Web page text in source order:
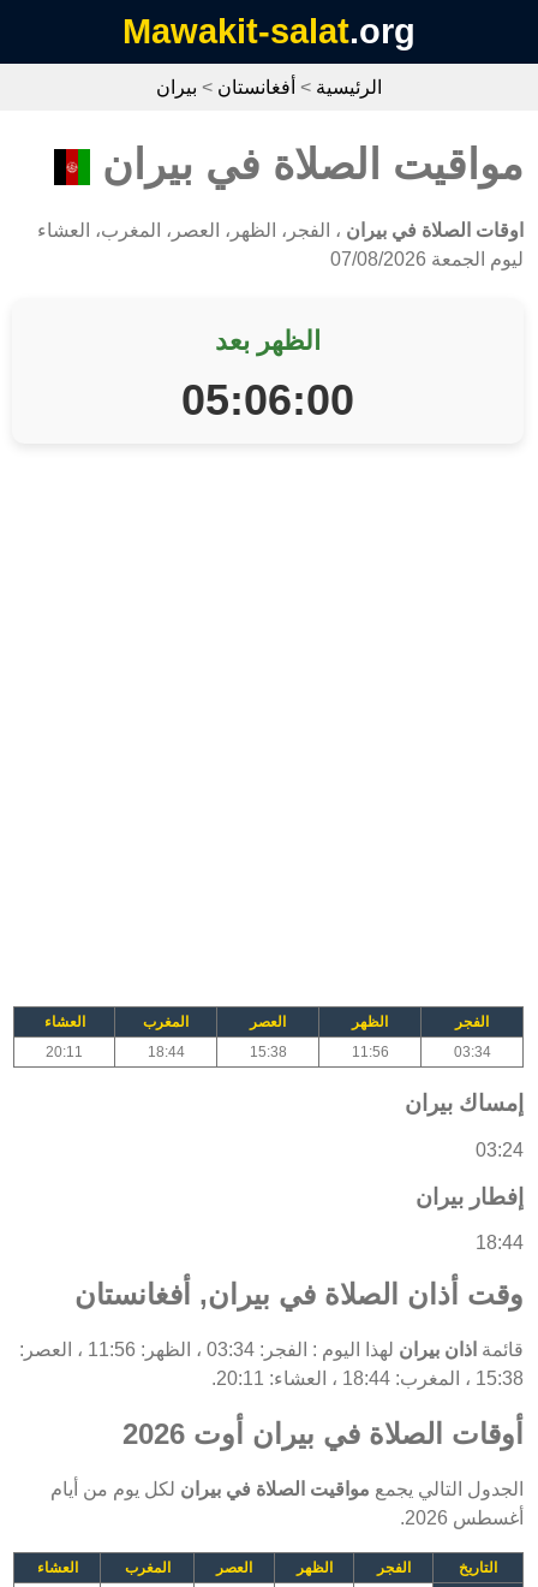
Mawakit-salat.org
الرئيسية > أفغانستان > بيران
مواقيت الصلاة في بيران
اوقات الصلاة في بيران ، الفجر، الظهر، العصر، المغرب، العشاء
ليوم الجمعة 07/08/2026
الظهر بعد
05:06:00
الفجر الظهر العصر المغرب
العشاء
03:34
11:56
15:38
18:44
20:11
إمساك بيران
03:24
إفطار بيران
18:44
وقت أذان الصلاة في بيران, أفغانستان
قائمة اذان بيران
لهذا اليوم : الفجر: 03:34 ، الظهر: 11:56 ، العصر:
15:38 ، المغرب: 18:44 ، العشاء: 20:11.
أوقات الصلاة في بيران أوت 2026
الجدول التالي يجمع مواقيت الصلاة في بيران لكل يوم من أيام
أغسطس 2026.
التاريخ الفجر الظهر العصر المغرب
العشاء